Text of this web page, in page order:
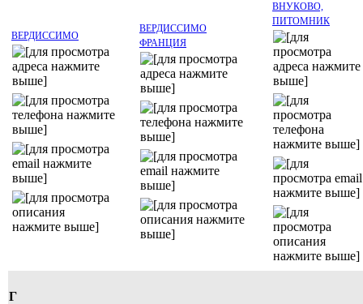
ВЕРДИССИМО
ВЕРДИССИМО
ФРАНЦИЯ
ВНУКОВО,
ПИТОМНИК
Г